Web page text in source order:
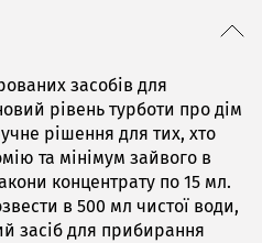
засобів для
рівень турботи про дім
рішення для тих, хто
та мінімум зайвого в
концентрату по 15 мл.
в 500 мл чистої води,
засіб для прибирання